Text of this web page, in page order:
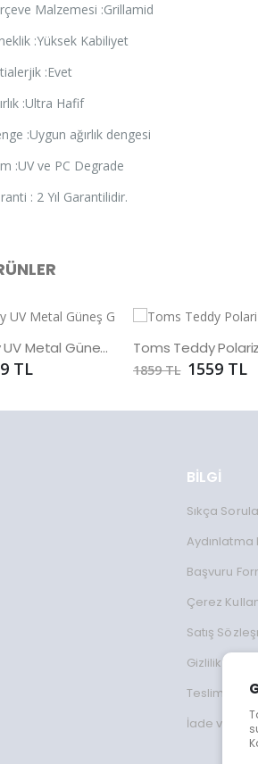
Malzemesi :Grillamid
:Yüksek Kabiliyet
:Evet
:Ultra Hafif
:Uygun ağırlık dengesi
:UV ve PC Degrade
: 2 Yıl Garantilidir.
Toms Teddy UV Metal Güneş Gözlüğü
TL 1859 TL 1559 TL
BİLGİ
Sıkça
Aydınlatma
Başvuru
Çerez
Satış
Gizlilik
Teslimat
İade ve